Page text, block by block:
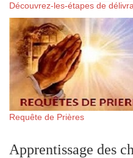
Découvrez-les-étapes de
Requête de Prières
Apprentissage des